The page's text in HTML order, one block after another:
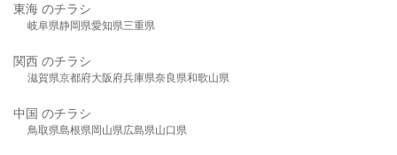
東海 のチラシ
岐阜県静岡県愛知県三重県
関西 のチラシ
滋賀県京都府大阪府兵庫県奈良県和歌山県
中国 のチラシ
鳥取県島根県岡山県広島県山口県